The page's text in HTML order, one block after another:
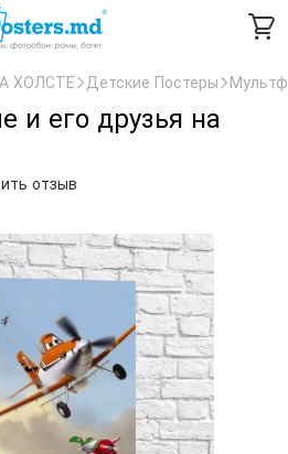
ХОЛСТЕ Детские Постеры
и его друзья на
отзыв